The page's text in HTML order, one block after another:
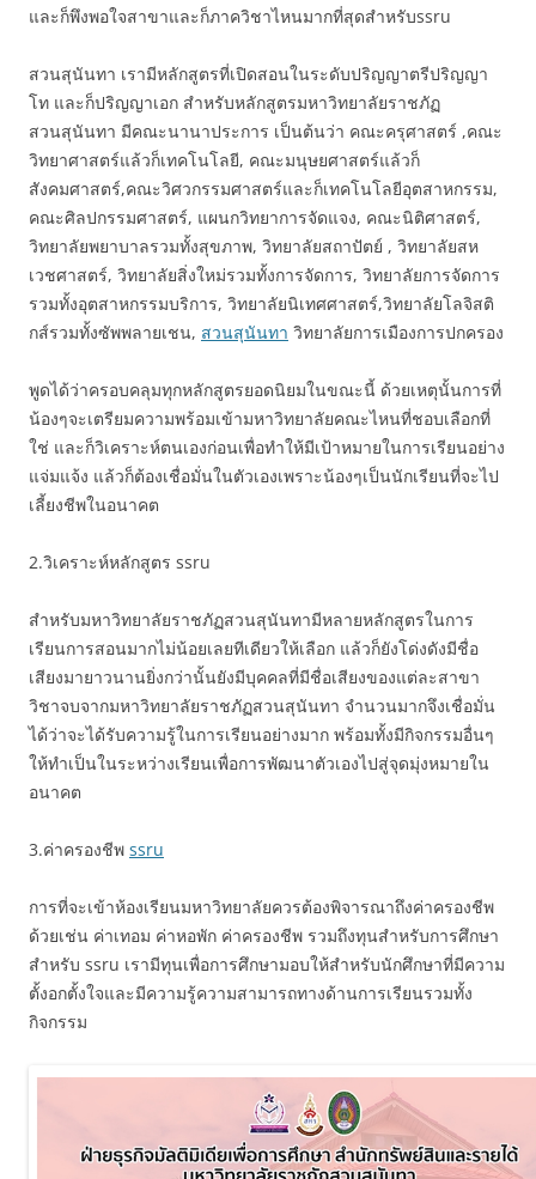
และก็พึงพอใจสาขาและก็ภาควิชาไหนมากที่สุดสำหรับssru
สวนสุนันทา เรามีหลักสูตรที่เปิดสอนในระดับปริญญาตรีปริญญา
โท และก็ปริญญาเอก สำหรับหลักสูตรมหาวิทยาลัยราชภัฏ
สวนสุนันทา มีคณะนานาประการ เป็นต้นว่า คณะครุศาสตร์ ,คณะ
วิทยาศาสตร์แล้วก็เทคโนโลยี, คณะมนุษยศาสตร์แล้วก็
สังคมศาสตร์,คณะวิศวกรรมศาสตร์และก็เทคโนโลยีอุตสาหกรรม,
คณะศิลปกรรมศาสตร์, แผนกวิทยาการจัดแจง, คณะนิติศาสตร์,
วิทยาลัยพยาบาลรวมทั้งสุขภาพ, วิทยาลัยสถาปัตย์ , วิทยาลัยสห
เวชศาสตร์, วิทยาลัยสิ่งใหม่รวมทั้งการจัดการ, วิทยาลัยการจัดการ
รวมทั้งอุตสาหกรรมบริการ, วิทยาลัยนิเทศศาสตร์,วิทยาลัยโลจิสติ
กส์รวมทั้งซัพพลายเชน, สวนสุนันทา วิทยาลัยการเมืองการปกครอง
พูดได้ว่าครอบคลุมทุกหลักสูตรยอดนิยมในขณะนี้ ด้วยเหตุนั้นการที่
น้องๆจะเตรียมความพร้อมเข้ามหาวิทยาลัยคณะไหนที่ชอบเลือกที่
ใช่ และก็วิเคราะห์ตนเองก่อนเพื่อทำให้มีเป้าหมายในการเรียนอย่าง
แจ่มแจ้ง แล้วก็ต้องเชื่อมั่นในตัวเองเพราะน้องๆเป็นนักเรียนที่จะไป
เลี้ยงชีพในอนาคต
2.วิเคราะห์หลักสูตร ssru
สำหรับมหาวิทยาลัยราชภัฏสวนสุนันทามีหลายหลักสูตรในการ
เรียนการสอนมากไม่น้อยเลยทีเดียวให้เลือก แล้วก็ยังโด่งดังมีชื่อ
เสียงมายาวนานยิ่งกว่านั้นยังมีบุคคลที่มีชื่อเสียงของแต่ละสาขา
วิชาจบจากมหาวิทยาลัยราชภัฏสวนสุนันทา จำนวนมากจึงเชื่อมั่น
ได้ว่าจะได้รับความรู้ในการเรียนอย่างมาก พร้อมทั้งมีกิจกรรมอื่นๆ
ให้ทำเป็นในระหว่างเรียนเพื่อการพัฒนาตัวเองไปสู่จุดมุ่งหมายใน
อนาคต
3.ค่าครองชีพ ssru
การที่จะเข้าห้องเรียนมหาวิทยาลัยควรต้องพิจารณาถึงค่าครองชีพ
ด้วยเช่น ค่าเทอม ค่าหอพัก ค่าครองชีพ รวมถึงทุนสำหรับการศึกษา
สำหรับ ssru เรามีทุนเพื่อการศึกษามอบให้สำหรับนักศึกษาที่มีความ
ตั้งอกตั้งใจและมีความรู้ความสามารถทางด้านการเรียนรวมทั้ง
กิจกรรม